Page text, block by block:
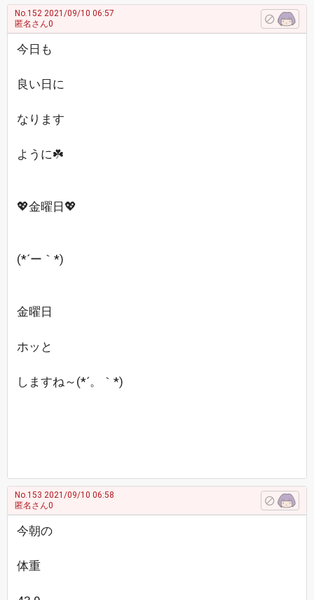
No.152 2021/09/10 06:57
匿名さん0
今日も
良い日に
なります
ように☘️
💖金曜日💖
(*´ー｀*)
金曜日
ホッと
しますね～(*´。｀*)
No.153 2021/09/10 06:58
匿名さん0
今朝の
体重